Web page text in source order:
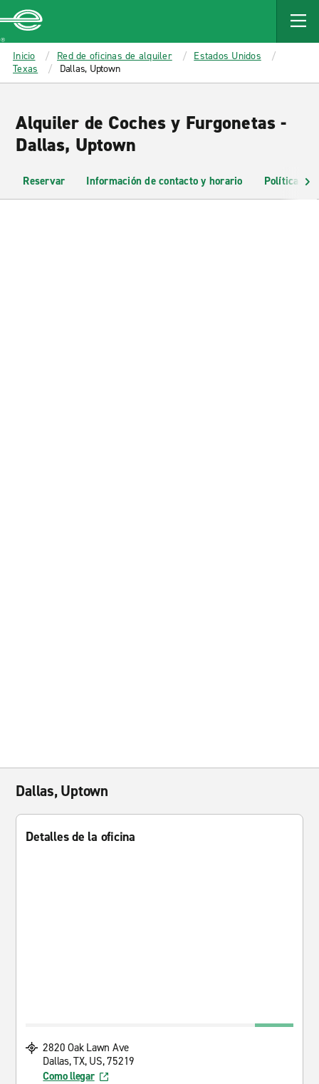
MAIN
CONTENT
Enterprise
Inicio Red de oficinas de alquiler
Estados Unidos
Texas
Dallas, Uptown
Alquiler de Coches y Furgonetas -
Dallas, Uptown
Reservar Información de contacto y horario Políticas
Dallas, Uptown
Detalles de la oficina
2820 Oak Lawn Ave
Dallas, TX, US, 75219
Como llegar